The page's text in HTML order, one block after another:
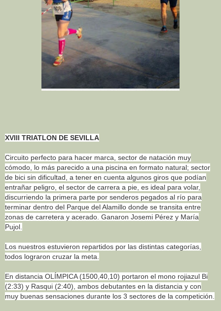
XVIII TRIATLON DE SEVILLA
Circuito perfecto para hacer marca, sector de natación muy
cómodo, lo más parecido a una piscina en formato natural; sector
de bici sin dificultad, a tener en cuenta algunos giros que podían
entrañar peligro, el sector de carrera a pie, es ideal para volar,
discurriendo la primera parte por senderos pegados al río para
terminar dentro del Parque del Alamillo donde se transita entre
zonas de carretera y acerado. Ganaron Josemi Pérez y María
Pujol.
Los nuestros estuvieron repartidos por las distintas categorías,
todos lograron cruzar la meta.
En distancia OLÍMPICA (1500,40,10) portaron el mono rojiazul Bi
(2:33) y Rasqui (2:40), ambos debutantes en la distancia y con
muy buenas sensaciones durante los 3 sectores de la competición.